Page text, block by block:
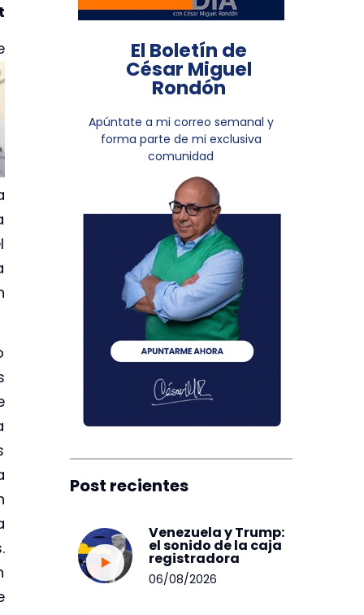
El Boletín de
César Miguel
Rondón
Apúntate a mi correo semanal y
forma parte de mi exclusiva
comunidad
Post recientes
Venezuela y Trump:
el sonido de la caja
registradora
06/08/2026